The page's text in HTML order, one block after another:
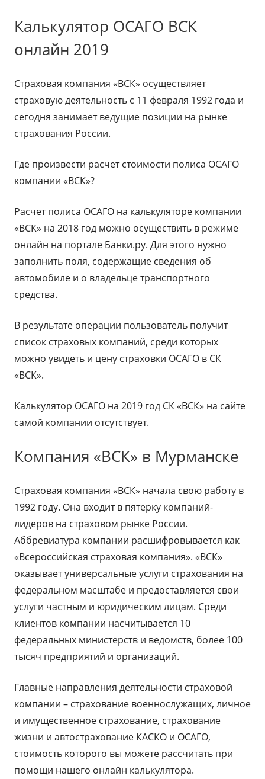
Калькулятор ОСАГО ВСК
онлайн 2019
Страховая компания «ВСК» осуществляет
страховую деятельность с 11 февраля 1992 года и
сегодня занимает ведущие позиции на рынке
страхования России.
Где произвести расчет стоимости полиса ОСАГО
компании «ВСК»?
Расчет полиса ОСАГО на калькуляторе компании
«ВСК» на 2018 год можно осуществить в режиме
онлайн на портале Банки.ру. Для этого нужно
заполнить поля, содержащие сведения об
автомобиле и о владельце транспортного
средства.
В результате операции пользователь получит
список страховых компаний, среди которых
можно увидеть и цену страховки ОСАГО в СК
«ВСК».
Калькулятор ОСАГО на 2019 год СК «ВСК» на сайте
самой компании отсутствует.
Компания «ВСК» в Мурманске
Страховая компания «ВСК» начала свою работу в
1992 году. Она входит в пятерку компаний-
лидеров на страховом рынке России.
Аббревиатура компании расшифровывается как
«Всероссийская страховая компания». «ВСК»
оказывает универсальные услуги страхования на
федеральном масштабе и предоставляется свои
услуги частным и юридическим лицам. Среди
клиентов компании насчитывается 10
федеральных министерств и ведомств, более 100
тысяч предприятий и организаций.
Главные направления деятельности страховой
компании – страхование военнослужащих, личное
и имущественное страхование, страхование
жизни и автострахование КАСКО и ОСАГО,
стоимость которого вы можете рассчитать при
помощи нашего онлайн калькулятора.